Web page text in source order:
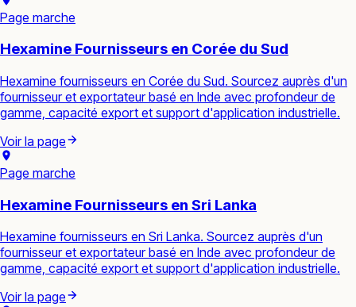
Page marche
Hexamine Fournisseurs en Corée du Sud
Hexamine fournisseurs en Corée du Sud. Sourcez auprès d'un
fournisseur et exportateur basé en Inde avec profondeur de
gamme, capacité export et support d'application industrielle.
Voir la page
Page marche
Hexamine Fournisseurs en Sri Lanka
Hexamine fournisseurs en Sri Lanka. Sourcez auprès d'un
fournisseur et exportateur basé en Inde avec profondeur de
gamme, capacité export et support d'application industrielle.
Voir la page